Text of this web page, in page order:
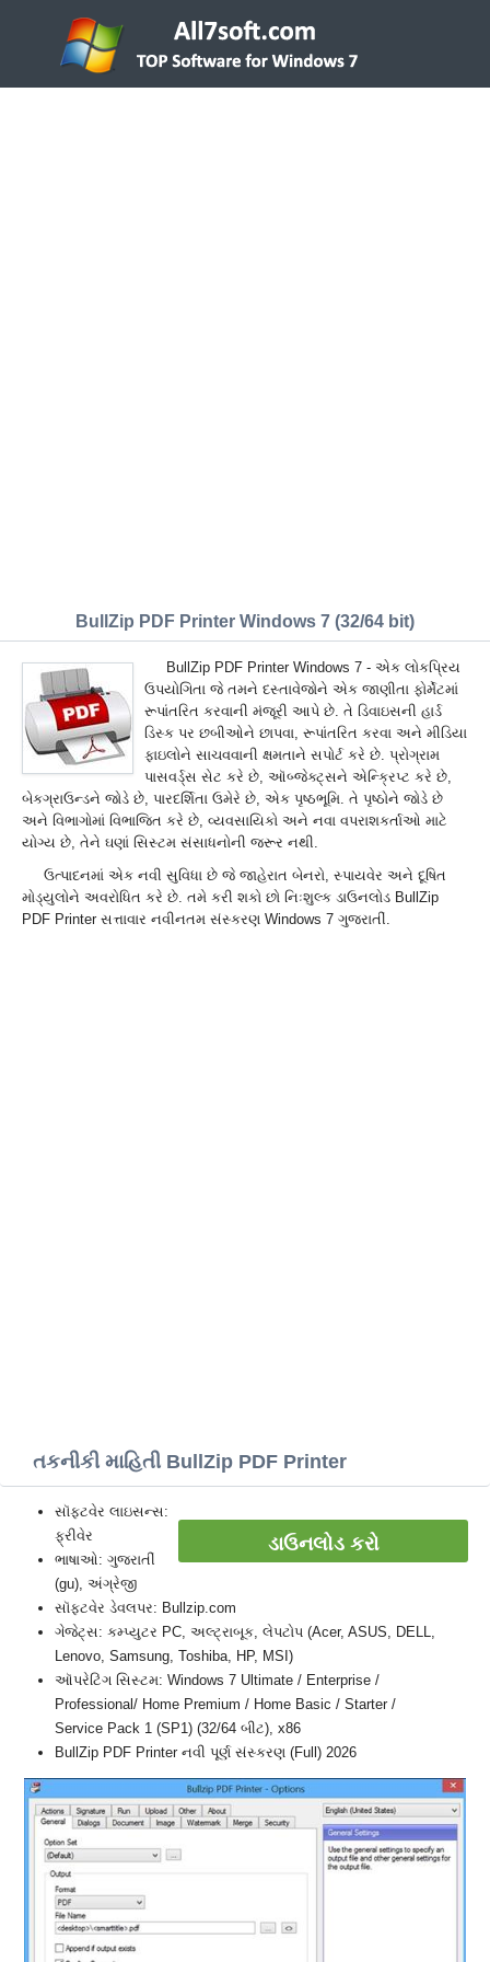
BullZip PDF Printer Windows 7 (32/64 bit)
BullZip PDF Printer Windows 7 - એક લોકપ્રિય
ઉપયોગિતા જે તમને દસ્તાવેજોને એક જાણીતા ફોર્મેટમાં
રૂપાંતરિત કરવાની મંજૂરી આપે છે. તે ડિવાઇસની હાર્ડ
ડિસ્ક પર છબીઓને છાપવા, રૂપાંતરિત કરવા અને મીડિયા
ફાઇલોને સાચવવાની ક્ષમતાને સપોર્ટ કરે છે. પ્રોગ્રામ
પાસવર્ડ્સ સેટ કરે છે, ઑબ્જેક્ટ્સને એન્ક્રિપ્ટ કરે છે,
બેકગ્રાઉન્ડને જોડે છે, પારદર્શિતા ઉમેરે છે, એક પૃષ્ઠભૂમિ. તે પૃષ્ઠોને જોડે છે
અને વિભાગોમાં વિભાજિત કરે છે, વ્યવસાયિકો અને નવા વપરાશકર્તાઓ માટે
યોગ્ય છે, તેને ઘણાં સિસ્ટમ સંસાધનોની જરૂર નથી.
ઉત્પાદનમાં એક નવી સુવિધા છે જે જાહેરાત બેનરો, સ્પાયવેર અને દૂષિત
મોડ્યુલોને અવરોધિત કરે છે. તમે કરી શકો છો નિઃશુલ્ક ડાઉનલોડ BullZip
PDF Printer સત્તાવાર નવીનતમ સંસ્કરણ Windows 7 ગુજરાતીં.
તકનીકી માહિતી BullZip PDF Printer
ડાઉનલોડ કરો
સૉફ્ટવેર લાઇસન્સ:
ફ્રીવેર
ભાષાઓ: ગુજરાતીં
(gu), અંગ્રેજી
સૉફ્ટવેર ડેવલપર: Bullzip.com
ગેજેટ્સ: કમ્પ્યુટર PC, અલ્ટ્રાબૂક, લેપટોપ (Acer, ASUS, DELL,
Lenovo, Samsung, Toshiba, HP, MSI)
ઑપરેટિંગ સિસ્ટમ: Windows 7 Ultimate / Enterprise /
Professional/ Home Premium / Home Basic / Starter /
Service Pack 1 (SP1) (32/64 બીટ), x86
BullZip PDF Printer નવી પૂર્ણ સંસ્કરણ (Full) 2026